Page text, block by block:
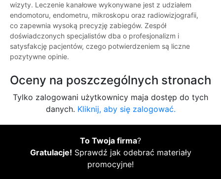
wizyty. Leczenie kanałowe wykonywane jest z udziałem
endomotoru, endometru, mikroskopu oraz radiowizjografii,
co zapewnia wysoką precyzję zabiegów. Zespół
doświadczonych specjalistów dba o profesjonalizm i
satysfakcję pacjentów, czego potwierdzeniem są liczne
pozytywne opinie.
Oceny na poszczególnych stronach
Tylko zalogowani użytkownicy maja dostęp do tych
danych. Kliknij, aby się zalogować.
To Twoja firma?
Gratulacje! Sprawdź jak odebrać materiały
promocyjne!